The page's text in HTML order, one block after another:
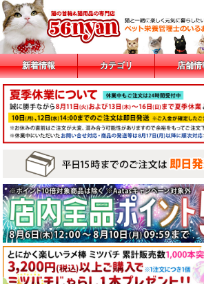
新着情報 カテゴリ 店舗情